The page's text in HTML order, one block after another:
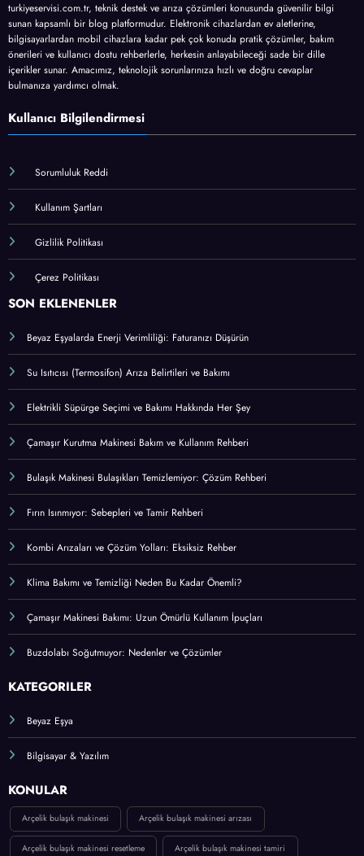
turkiyeservisi.com.tr, teknik destek ve arıza çözümleri konusunda güvenilir bilgi
sunan kapsamlı bir blog platformudur. Elektronik cihazlardan ev aletlerine,
bilgisayarlardan mobil cihazlara kadar pek çok konuda pratik çözümler, bakım
önerileri ve kullanıcı dostu rehberlerle, herkesin anlayabileceği sade bir dille
içerikler sunar. Amacımız, teknolojik sorunlarınıza hızlı ve doğru cevaplar
bulmanıza yardımcı olmak.
Kullanıcı Bilgilendirmesi
Sorumluluk Reddi
Kullanım Şartları
Gizlilik Politikası
Çerez Politikası
SON EKLENENLER
Beyaz Eşyalarda Enerji Verimliliği: Faturanızı Düşürün
Su Isıtıcısı (Termosifon) Arıza Belirtileri ve Bakımı
Elektrikli Süpürge Seçimi ve Bakımı Hakkında Her Şey
Çamaşır Kurutma Makinesi Bakım ve Kullanım Rehberi
Bulaşık Makinesi Bulaşıkları Temizlemiyor: Çözüm Rehberi
Fırın Isınmıyor: Sebepleri ve Tamir Rehberi
Kombi Arızaları ve Çözüm Yolları: Eksiksiz Rehber
Klima Bakımı ve Temizliği Neden Bu Kadar Önemli?
Çamaşır Makinesi Bakımı: Uzun Ömürlü Kullanım İpuçları
Buzdolabı Soğutmuyor: Nedenler ve Çözümler
KATEGORİLER
Beyaz Eşya
Bilgisayar & Yazılım
KONULAR
Arçelik bulaşık makinesi Arçelik bulaşık makinesi arızası
Arçelik bulaşık makinesi resetleme Arçelik bulaşık makinesi tamiri